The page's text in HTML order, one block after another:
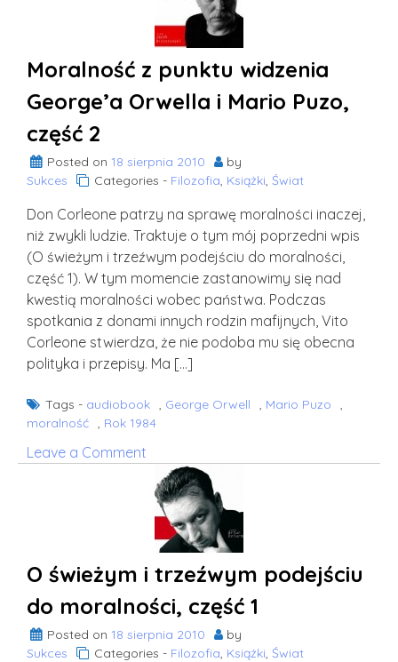
katalogów?
Wrocław
ma
sprawdzoną
Moralność z punktu widzenia
George’a Orwella i Mario Puzo,
część 2
Posted on 18 sierpnia 2010
by
Sukces
Categories - Filozofia, Książki, Świat
Don Corleone patrzy na sprawę moralności inaczej,
niż zwykli ludzie. Traktuje o tym mój poprzedni wpis
(O świeżym i trzeźwym podejściu do moralności,
część 1). W tym momencie zastanowimy się nad
kwestią moralności wobec państwa. Podczas
spotkania z donami innych rodzin mafijnych, Vito
Corleone stwierdza, że nie podoba mu się obecna
polityka i przepisy. Ma […]
Tags - audiobook , George Orwell , Mario Puzo
,
moralność , Rok 1984
Leave a Comment
Moralność
punktu
widzenia
George’a
Orwella
i
Mario
Puzo,
O świeżym i trzeźwym podejściu
do moralności, część 1
Posted on 18 sierpnia 2010
by
Sukces
Categories - Filozofia, Książki, Świat